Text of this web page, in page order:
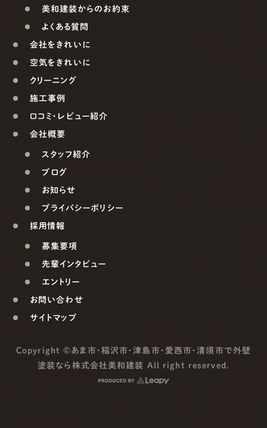
美和建装からのお約束
よくある質問
会社をきれいに
空気をきれいに
クリーニング
施工事例
口コミ・レビュー紹介
会社概要
スタッフ紹介
ブログ
お知らせ
プライバシーポリシー
採用情報
募集要項
先輩インタビュー
エントリー
お問い合わせ
サイトマップ
Copyright ©あま市・稲沢市・津島市・愛西市・清須市で外壁
塗装なら株式会社美和建装 All right reserved.